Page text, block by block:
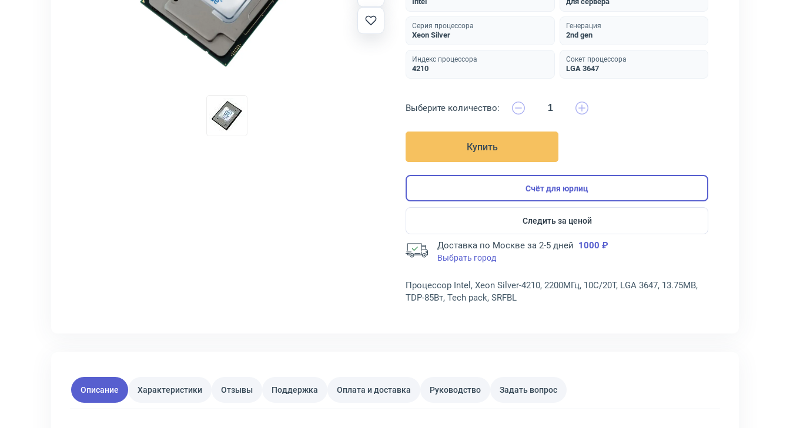
Серия процессора
Xeon Silver
Генерация
2nd gen
Индекс процессора
4210
Сокет процессора
LGA 3647
Выберите количество:
Купить
Счёт для юрлиц
Следить за ценой
Доставка по Москве за 2-5 дней 1000 ₽
Выбрать город
Процессор Intel, Xeon Silver-4210, 2200МГц, 10C/20T, LGA 3647, 13.75MB,
TDP-85Вт, Tech pack, SRFBL
Описание Характеристики Отзывы Поддержка Оплата и доставка Руководство Задать вопрос